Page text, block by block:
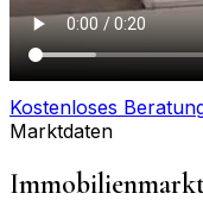
Kostenloses
Marktdaten